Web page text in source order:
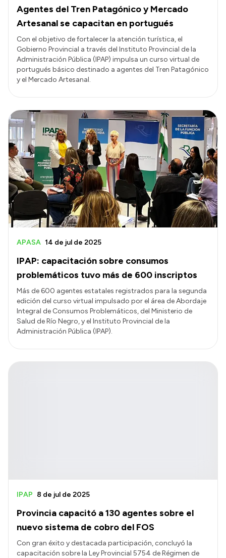
Agentes del Tren Patagónico y Mercado
Artesanal se capacitan en portugués
Con el objetivo de fortalecer la atención turística, el
Gobierno Provincial a través del Instituto Provincial de la
Administración Pública (IPAP) impulsa un curso virtual de
portugués básico destinado a agentes del Tren Patagónico
y el Mercado Artesanal.
IPAP: capacitación sobre consumos
problemáticos tuvo más de 600 inscriptos
APASA 14 de jul de 2025
Más de 600 agentes estatales registrados para la segunda
edición del curso virtual impulsado por el área de Abordaje
Integral de Consumos Problemáticos, del Ministerio de
Salud de Río Negro, y el Instituto Provincial de la
Administración Pública (IPAP).
Provincia capacitó a 130 agentes sobre el
nuevo sistema de cobro del FOS
IPAP 8 de jul de 2025
Con gran éxito y destacada participación, concluyó la
capacitación sobre la Ley Provincial 5754 de Régimen de